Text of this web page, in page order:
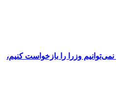
وزرا را بازخواست کنیم،